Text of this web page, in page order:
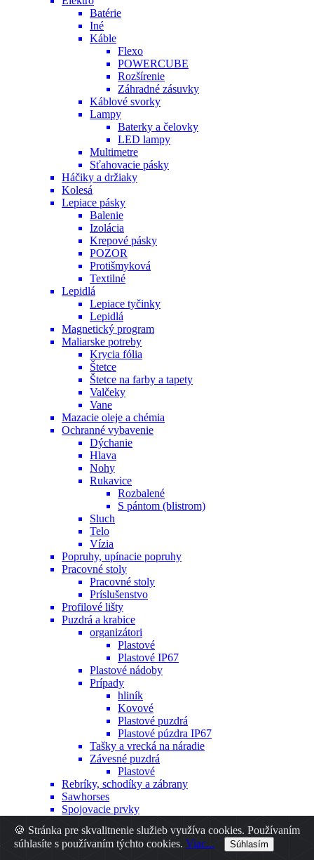
🍪 Stránka pre skvalitnenie služieb využíva cookies. Používaním
súhlasíte s používaním týchto cookies. Viac... Súhlasím
Batérie
Iné
Káble
Flexo
POWERCUBE
Rozšírenie
Záhradné zásuvky
Káblové svorky
Lampy
Baterky a čelovky
LED lampy
Multimetre
Sťahovacie pásky
Háčiky a držiaky
Kolesá
Lepiace pásky
Balenie
Izolácia
Krepové pásky
POZOR
Protišmyková
Textilné
Lepidlá
Lepiace tyčinky
Lepidlá
Magnetický program
Maliarske potreby
Krycia fólia
Štetce
Štetce na farby a tapety
Valčeky
Vane
Mazacie oleje a chémia
Ochranné vybavenie
Dýchanie
Hlava
Nohy
Rukavice
Rozbalené
S pántom (blistrom)
Sluch
Telo
Vízia
Popruhy, upínacie popruhy
Pracovné stoly
Pracovné stoly
Príslušenstvo
Profilové lišty
Puzdrá a krabice
organizátori
Plastové
Plastové IP67
Plastové nádoby
Prípady
hliník
Kovové
Plastové puzdrá
Plastové púzdra IP67
Tašky a vrecká na náradie
Závesné puzdrá
Plastové
Rebríky, schodíky a zábrany
Sawhorses
Spojovacie prvky
Iné
Nity